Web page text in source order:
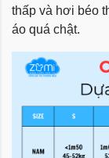
thấp và hơi béo
áo quá chật.